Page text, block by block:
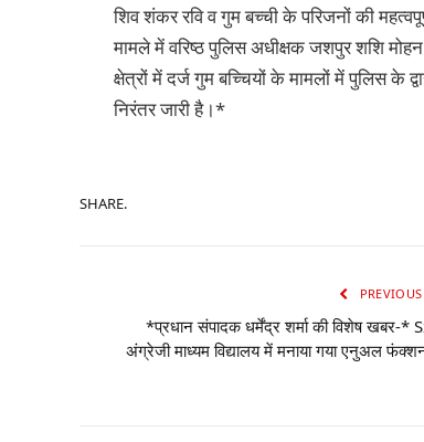
शिव शंकर रवि व गुम बच्ची के परिजनों की
मामले में वरिष्ठ पुलिस अधीक्षक जशपुर शशि
क्षेत्रों में दर्ज गुम बच्चियों के मामलों में पुलिस के
निरंतर जारी है।*
SHARE.
*प्रधान संपादक धर्मेंद्र शर्मा की विशेष खबर-*
अंग्रेजी माध्यम विद्यालय में मनाया गया एनुअल